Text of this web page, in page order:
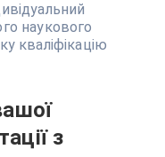
наукового
кваліфікацію
з